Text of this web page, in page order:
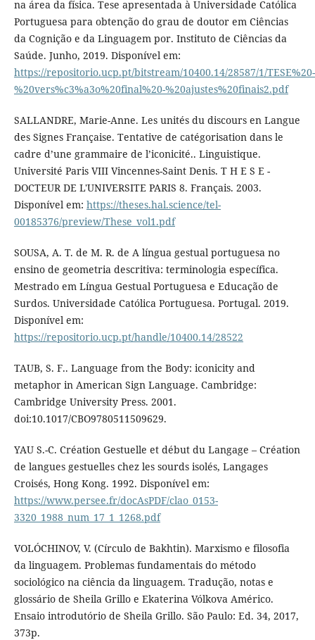
na área da física. Tese apresentada à Universidade Católica
Portuguesa para obtenção do grau de doutor em Ciências
da Cognição e da Linguagem por. Instituto de Ciências da
Saúde. Junho, 2019. Disponível em:
https://repositorio.ucp.pt/bitstream/10400.14/28587/1/TESE%20-
%20vers%c3%a3o%20final%20-%20ajustes%20finais2.pdf
SALLANDRE, Marie-Anne. Les unités du discours en Langue
des Signes Française. Tentative de catégorisation dans le
cadre d’une grammaire de l’iconicité.. Linguistique.
Université Paris VIII Vincennes-Saint Denis. T H E S E -
DOCTEUR DE L'UNIVERSITE PARIS 8. Français. 2003.
Disponível em: https://theses.hal.science/tel-
00185376/preview/These_vol1.pdf
SOUSA, A. T. de M. R. de A língua gestual portuguesa no
ensino de geometria descritiva: terminologia específica.
Mestrado em Língua Gestual Portuguesa e Educação de
Surdos. Universidade Católica Portuguesa. Portugal. 2019.
Disponível em:
https://repositorio.ucp.pt/handle/10400.14/28522
TAUB, S. F.. Language from the Body: iconicity and
metaphor in American Sign Language. Cambridge:
Cambridge University Press. 2001.
doi:10.1017/CBO9780511509629.
YAU S.-C. Création Gestuelle et début du Langage – Création
de langues gestuelles chez les sourds isolés, Langages
Croisés, Hong Kong. 1992. Disponível em:
https://www.persee.fr/docAsPDF/clao_0153-
3320_1988_num_17_1_1268.pdf
VOLÓCHINOV, V. (Círculo de Bakhtin). Marxismo e filosofia
da linguagem. Problemas fundamentais do método
sociológico na ciência da linguagem. Tradução, notas e
glossário de Sheila Grillo e Ekaterina Vólkova Américo.
Ensaio introdutório de Sheila Grillo. São Paulo: Ed. 34, 2017,
373p.